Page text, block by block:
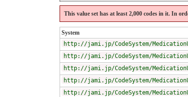
This value set has at least 2,000 codes in it. In
System
http://jami.jp/CodeSystem/
http://jami.jp/CodeSystem/
http://jami.jp/CodeSystem/
http://jami.jp/CodeSystem/
http://jami.jp/CodeSystem/